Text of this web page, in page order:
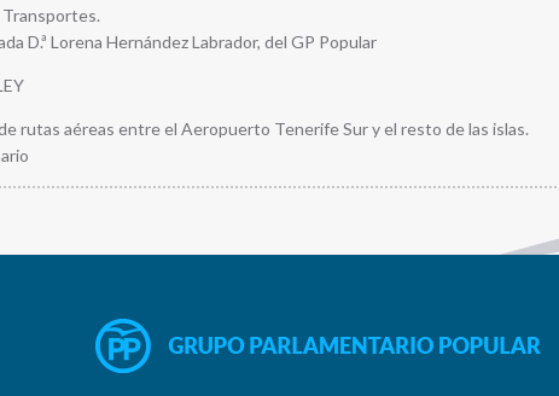
D.ª Lorena Hernández Labrador, del GP Popular
rutas aéreas entre el Aeropuerto Tenerife Sur y el resto de las islas.